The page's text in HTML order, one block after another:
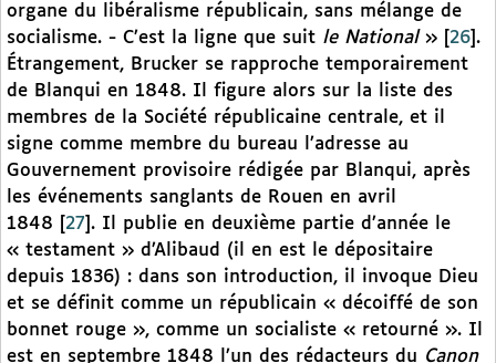
organe du libéralisme républicain, sans mélange de
socialisme. - C’est la ligne que suit le National» 26 .
Étrangement, Brucker se rapproche temporairement
de Blanqui en 1848. Il figure alors sur la liste des
membres de la Société républicaine centrale, et il
signe comme membre du bureau l’adresse au
Gouvernement provisoire rédigée par Blanqui, après
les événements sanglants de Rouen en avril
1848
27 . Il publie en deuxième partie d’année le
« testament » d’Alibaud (il en est le dépositaire
depuis 1836) : dans son introduction, il invoque Dieu
et se définit comme un républicain « décoiffé de son
bonnet rouge », comme un socialiste « retourné ». Il
est en septembre 1848 l’un des rédacteurs du Canon